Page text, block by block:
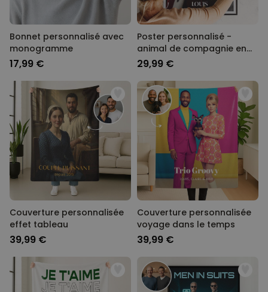
Bonnet personnalisé avec
monogramme
17,99 €
Poster personnalisé -
animal de compagnie en
uniforme
29,99 €
Couverture personnalisée
effet tableau
39,99 €
Couverture personnalisée
voyage dans le temps
39,99 €